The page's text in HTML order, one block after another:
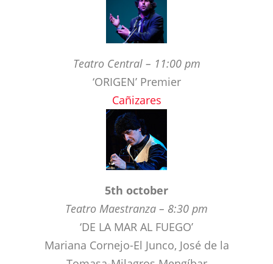
Teatro Central – 11:00 pm
‘ORIGEN’ Premier
Cañizares
5th october
Teatro Maestranza – 8:30 pm
‘DE LA MAR AL FUEGO’
Mariana Cornejo-El Junco, José de la
Tomasa-Milagros Mengíbar
6th october
Teatro Central – 9:00 pm